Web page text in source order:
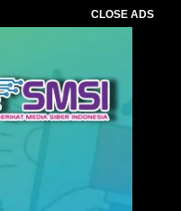
CLOSE ADS